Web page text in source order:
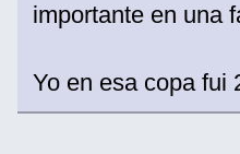
importante en una
Yo en esa copa fui